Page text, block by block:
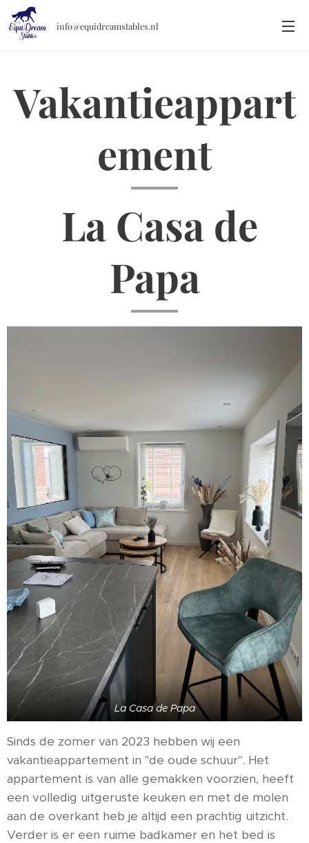
info@equidreamstables.nl
Vakantieappart
ement
La Casa de
Papa
La Casa de Papa
Sinds de zomer van 2023 hebben wij een
vakantieappartement in "de oude schuur". Het
appartement is van alle gemakken voorzien, heeft
een volledig uitgeruste keuken en met de molen
aan de overkant heb je altijd een prachtig uitzicht.
Verder is er een ruime badkamer en het bed is